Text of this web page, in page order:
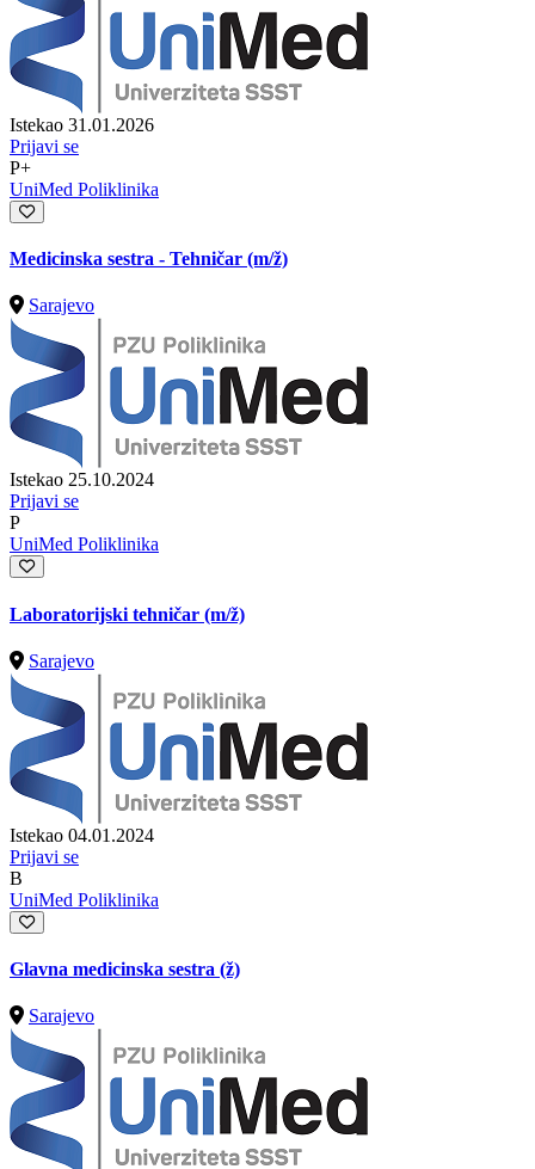
Istekao 31.01.2026
Prijavi se
P+
UniMed Poliklinika
Medicinska sestra - Tehničar (m/ž)
Sarajevo
Istekao 25.10.2024
Prijavi se
P
UniMed Poliklinika
Laboratorijski tehničar (m/ž)
Sarajevo
Istekao 04.01.2024
Prijavi se
B
UniMed Poliklinika
Glavna medicinska sestra (ž)
Sarajevo